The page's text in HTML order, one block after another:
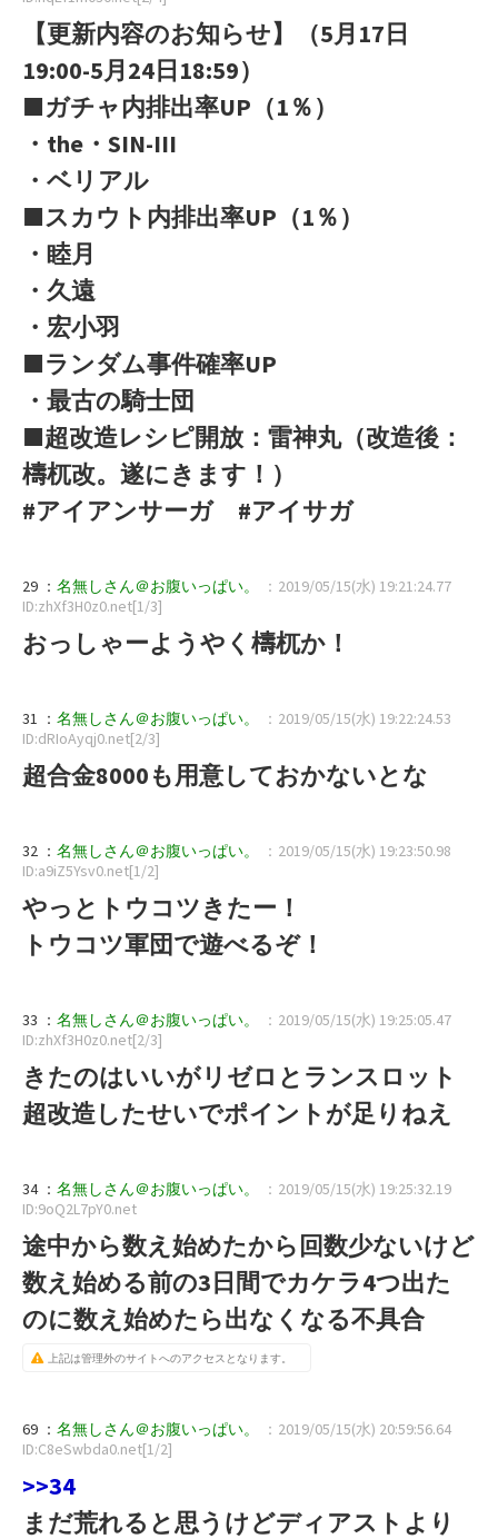
【更新内容のお知らせ】（5月17日
19:00-5月24日18:59）
■ガチャ内排出率UP（1％）
・the・SIN-III
・ベリアル
■スカウト内排出率UP（1％）
・睦月
・久遠
・宏小羽
■ランダム事件確率UP
・最古の騎士団
■超改造レシピ開放：雷神丸（改造後：
檮杌改。遂にきます！）
#アイアンサーガ #アイサガ
29 ： 名無しさん＠お腹いっぱい。
：2019/05/15(水) 19:21:24.77
ID:zhXf3H0z0.net[1/3]
おっしゃーようやく檮杌か！
31 ： 名無しさん＠お腹いっぱい。
：2019/05/15(水) 19:22:24.53
ID:dRIoAyqj0.net[2/3]
超合金8000も用意しておかないとな
32 ： 名無しさん＠お腹いっぱい。
：2019/05/15(水) 19:23:50.98
ID:a9iZ5Ysv0.net[1/2]
やっとトウコツきたー！
トウコツ軍団で遊べるぞ！
33 ： 名無しさん＠お腹いっぱい。
：2019/05/15(水) 19:25:05.47
ID:zhXf3H0z0.net[2/3]
きたのはいいがリゼロとランスロット
超改造したせいでポイントが足りねえ
34 ： 名無しさん＠お腹いっぱい。
：2019/05/15(水) 19:25:32.19
ID:9oQ2L7pY0.net
途中から数え始めたから回数少ないけど
数え始める前の3日間でカケラ4つ出た
のに数え始めたら出なくなる不具合
上記は管理外のサイトへのアクセスとなります。
69 ： 名無しさん＠お腹いっぱい。
：2019/05/15(水) 20:59:56.64
ID:C8eSwbda0.net[1/2]
>>34
まだ荒れると思うけどディアストより